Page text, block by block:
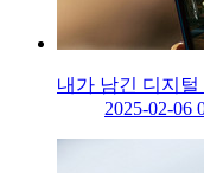
내가 남긴 디지
2025-02-06